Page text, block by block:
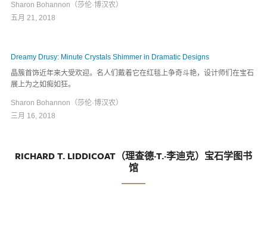
Sharon Bohannon（莎伦·博汉农）
五月 21, 2018
Dreamy Drusy: Minute Crystals Shimmer in Dramatic Designs
晶簇首饰近年来大受欢迎。名人们戴着它在红毯上争奇斗艳，设计师们在宝石
展上为之如痴如狂。
Sharon Bohannon（莎伦·博汉农）
三月 16, 2018
RICHARD T. LIDDICOAT（理查德·T.·李迪克）宝石学图书
馆